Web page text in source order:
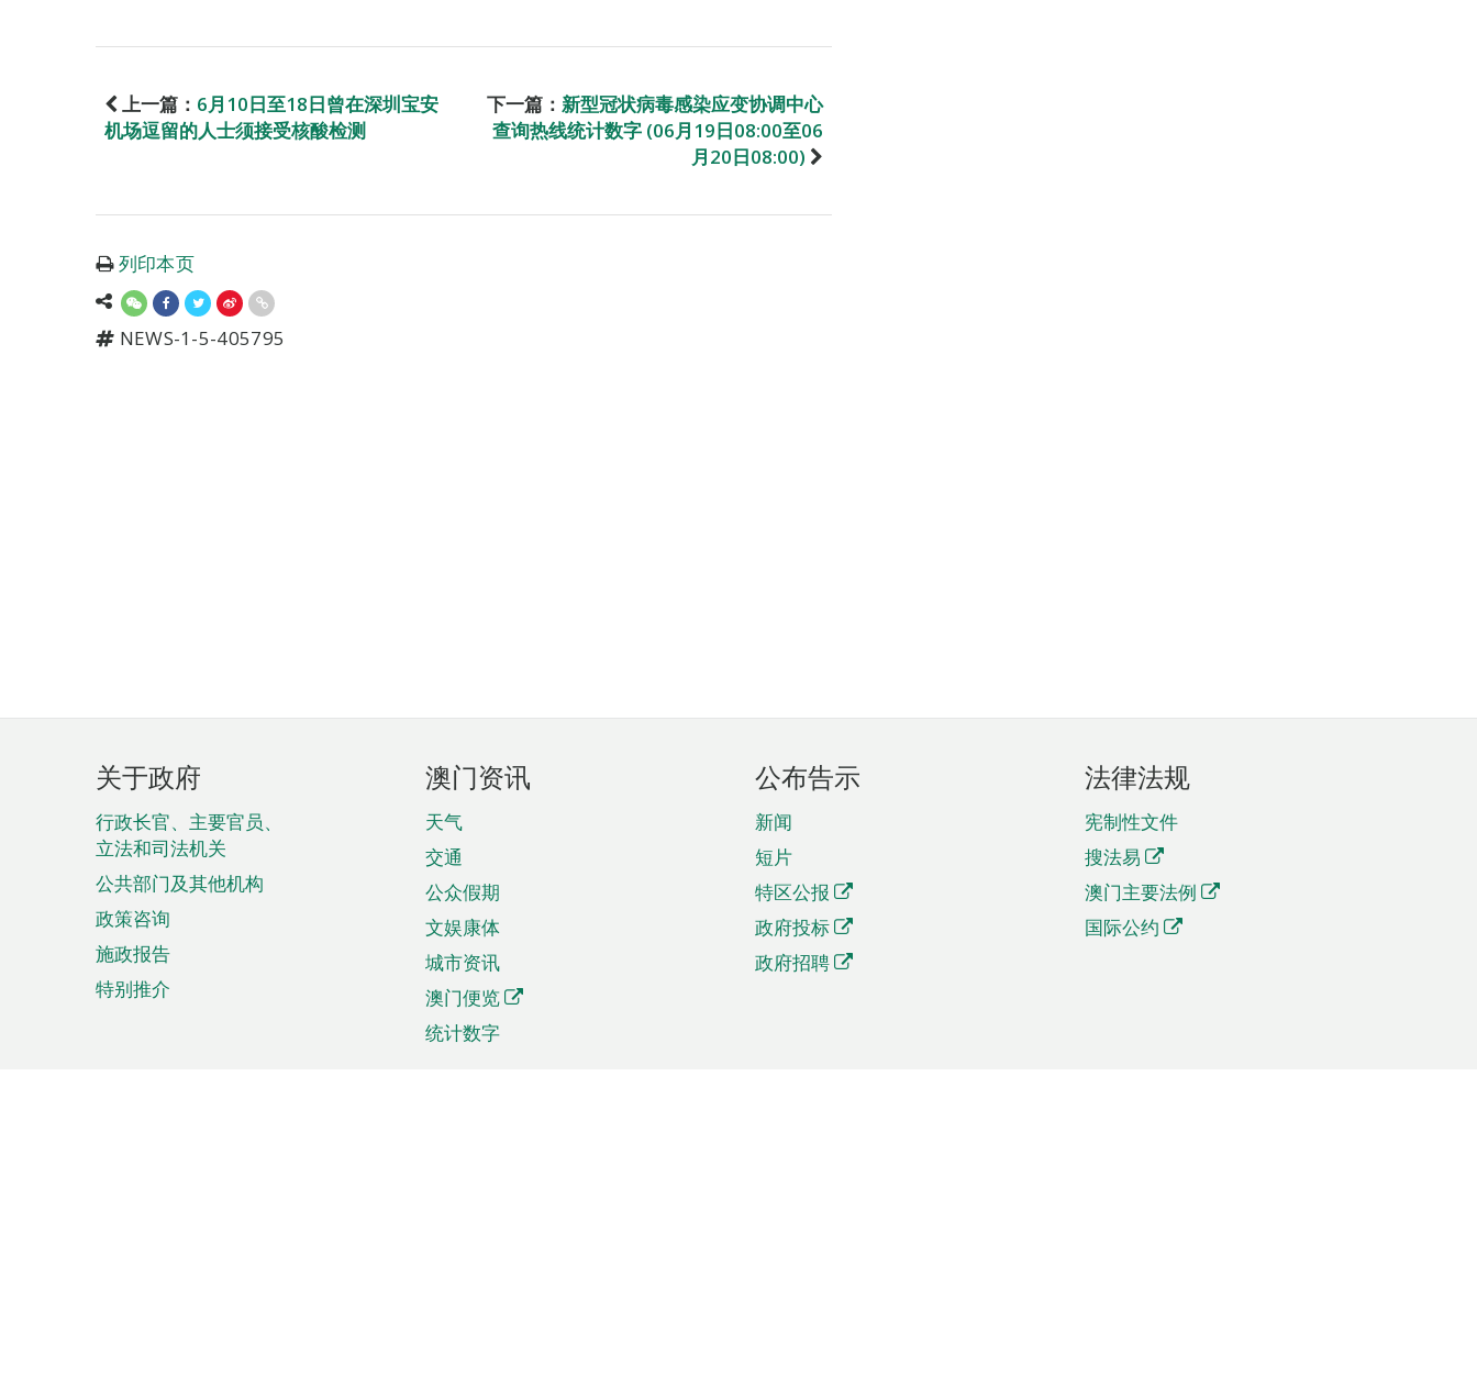
上一篇： 6月10日至18日曾在深圳宝安
机场逗留的人士须接受核酸检测
下一篇： 新型冠状病毒感染应变协调中心
查询热线统计数字 (06月19日08:00至06
月20日08:00)
列印本页
NEWS-1-5-405795
页
脚
菜
单
关于政府
行政长官、主要官员、
立法和司法机关
公共部门及其他机构
政策咨询
施政报告
特别推介
澳门资讯
天气
交通
公众假期
文娱康体
城市资讯
澳门便览
统计数字
公布告示
新闻
短片
特区公报
政府投标
政府招聘
法律法规
宪制性文件
搜法易
澳门主要法例
国际公约